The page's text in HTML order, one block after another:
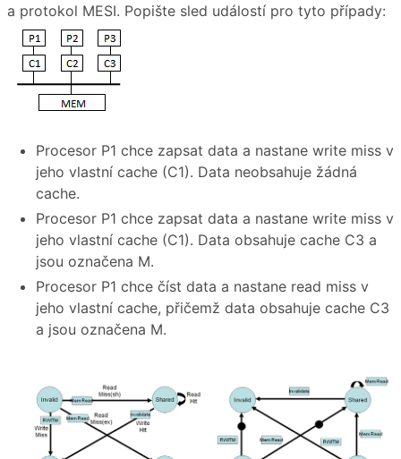
a protokol MESI. Popište sled událostí pro tyto případy:
Procesor P1 chce zapsat data a nastane write miss v
jeho vlastní cache (C1). Data neobsahuje žádná
cache.
Procesor P1 chce zapsat data a nastane write miss v
jeho vlastní cache (C1). Data obsahuje cache C3 a
jsou označena M.
Procesor P1 chce číst data a nastane read miss v
jeho vlastní cache, přičemž data obsahuje cache C3
a jsou označena M.